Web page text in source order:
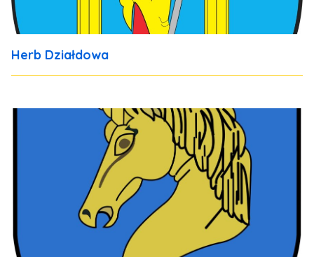
Herb Działdowa